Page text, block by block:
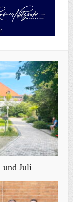
und Juli